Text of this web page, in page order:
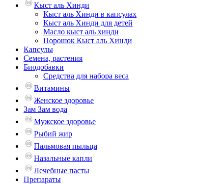
Кыст аль Хинди
Кыст аль Хинди в капсулах
Кыст аль Хинди для детей
Масло кыст аль хинди
Порошок Кыст аль Хинди
Капсулы
Семена, растения
Биодобавки
Средства для набора веса
Витамины
Женское здоровье
Зам Зам вода
Мужское здоровье
Рыбий жир
Пальмовая пыльца
Назальные капли
Лечебные пасты
Препараты